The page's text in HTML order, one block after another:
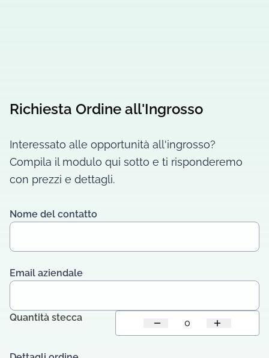
Richiesta Ordine all'Ingrosso
Interessato alle opportunità all'ingrosso?
Compila il modulo qui sotto e ti risponderemo
con prezzi e dettagli.
Nome del contatto
Email aziendale
Quantità stecca